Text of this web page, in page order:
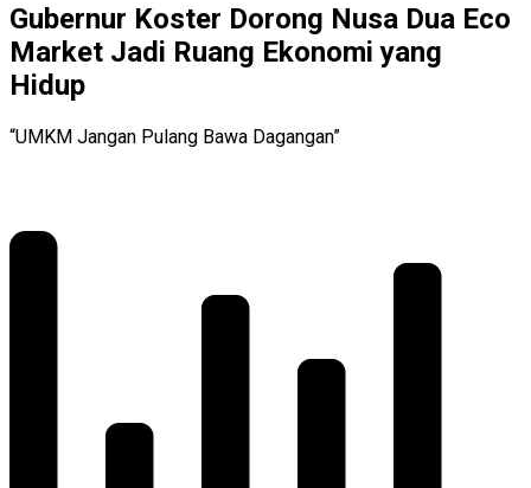
Gubernur Koster Dorong Nusa Dua Eco
Market Jadi Ruang Ekonomi yang
Hidup
“UMKM Jangan Pulang Bawa Dagangan”